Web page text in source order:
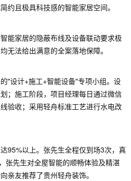
约且极具科技感的智能家居空间。
能家居的隐蔽布线及设备联动要求极
无法给出满意的全案落地保障。
"设计+施工+智能设备"专项小组。设
；施工阶段，项目经理每日通过微信
验收；采用轻舟标准工艺进行水电改
95%以上。张先生全程仅到场3次，真
张先生对全屋智能的顺畅体验及精湛
亲友推荐了贵州轻舟装饰。